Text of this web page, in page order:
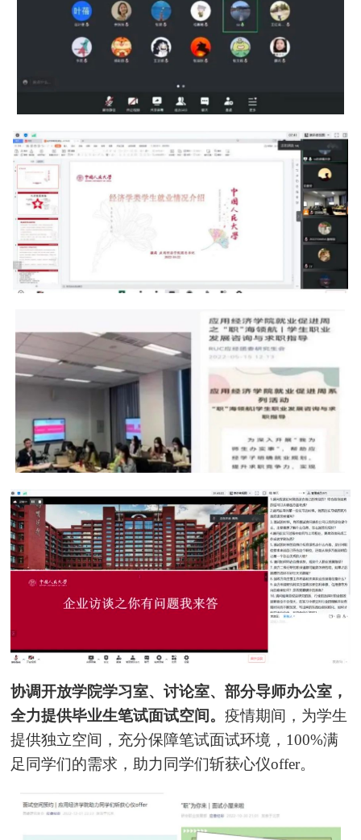
协调开放学院学习室、讨论室、部分导师办公室，
全力提供毕业生笔试面试空间。疫情期间，为学生
提供独立空间，充分保障笔试面试环境，100%满
足同学们的需求，助力同学们斩获心仪offer。